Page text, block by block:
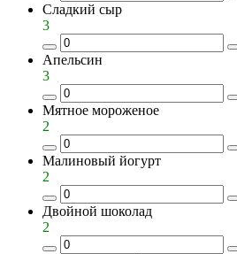
Сладкий сыр
3
Апельсин
3
Мятное мороженое
2
Малиновый йогурт
2
Двойной шоколад
2